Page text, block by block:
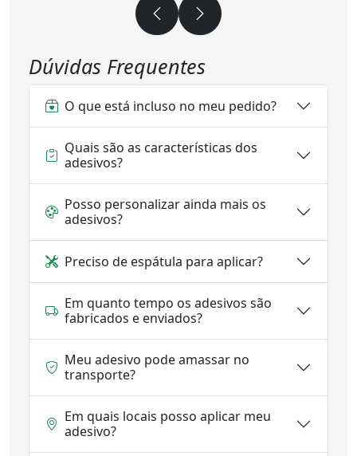
Dúvidas Frequentes
O que está incluso no meu pedido?
Quais são as características dos
adesivos?
Posso personalizar ainda mais os
adesivos?
Preciso de espátula para aplicar?
Em quanto tempo os adesivos são
fabricados e enviados?
Meu adesivo pode amassar no
transporte?
Em quais locais posso aplicar meu
adesivo?